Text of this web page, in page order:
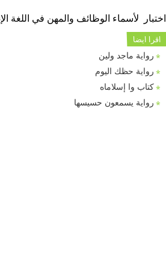
اختبار لأسماء الوظائف والمهن في اللغة
اقرا ايضا
رواية ماجد ولين
رواية حظك اليوم
كتاب وا إسلاماه
رواية يسمعون حسيسها